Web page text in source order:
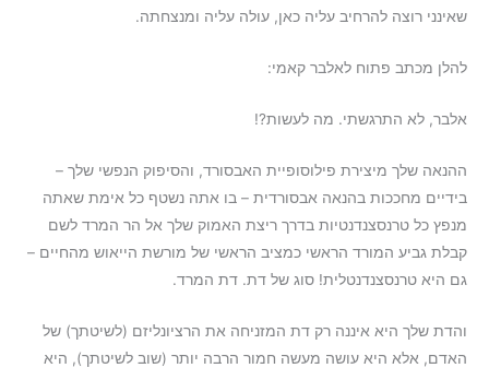
שאינני רוצה להרחיב עליה כאן, עולה עליה ומנצחתה.
להלן מכתב פתוח לאלבר קאמי:
אלבר, לא התרגשתי. מה לעשות?!
ההנאה שלך מיצירת פילוסופיית האבסורד, והסיפוק הנפשי שלך –
בידיים מחככות בהנאה אבסורדית – בו אתה נשטף כל אימת שאתה
מנפץ כל טרנסצנדנטיות בדרך ריצת האמוק שלך אל הר המרד לשם
קבלת גביע המורד הראשי כמציב הראשי של מורשת הייאוש מהחיים –
גם היא טרנסצנדנטלית! סוג של דת. דת המרד.
והדת שלך היא איננה רק דת המזניחה את הרציונליזם (לשיטתך) של
האדם, אלא היא עושה מעשה חמור הרבה יותר (שוב לשיטתך), היא